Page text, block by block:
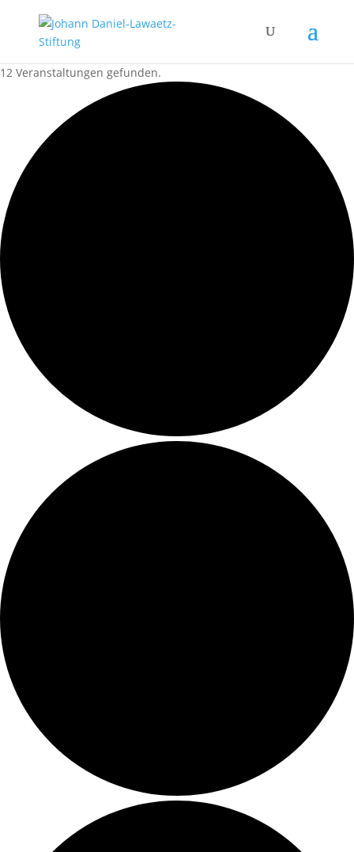
12 Veranstaltungen gefunden.